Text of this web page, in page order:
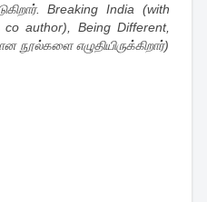
Breaking India (with
author), Being Different,
நூல்களை எழுதியிருக்கிறார்)